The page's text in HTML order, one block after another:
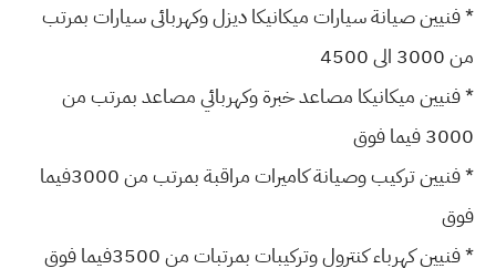
* فنيين صيانة سيارات ميكانيكا ديزل وكهربائى سيارات بمرتب
من 3000 الى 4500
* فنيين ميكانيكا مصاعد خبرة وكهربائي مصاعد بمرتب من
3000 فيما فوق
* فنيين تركيب وصيانة كاميرات مراقبة بمرتب من 3000فيما
فوق
* فنيين كهرباء كنترول وتركيبات بمرتبات من 3500فيما فوق